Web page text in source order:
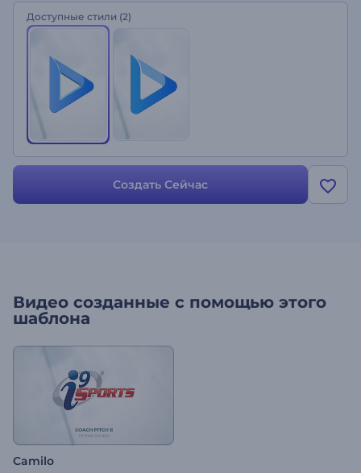
Попробуйте бесплатно прямо сейчас!
Доступные стили (2)
Создать Сейчас
Видео созданные с помощью этого
шаблона
Camilo